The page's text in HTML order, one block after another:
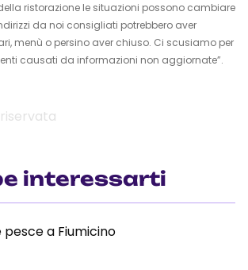
ristorazione le situazioni possono cambiare
da noi consigliati potrebbero aver
menù o persino aver chiuso. Ci scusiamo per
causati da informazioni non aggiornate”.
interessarti